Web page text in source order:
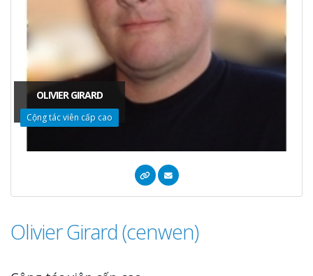
OLIVIER GIRARD
Cộng tác viên cấp cao
Olivier Girard (cenwen)